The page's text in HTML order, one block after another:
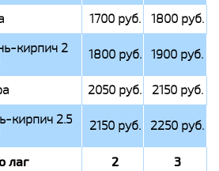
1700 руб.
1800 руб.
кирпич 2
1800 руб. 1900 руб.
2050 руб.
2150 руб.
кирпич 2.5
2150 руб. 2250 руб.
лаг 2 3